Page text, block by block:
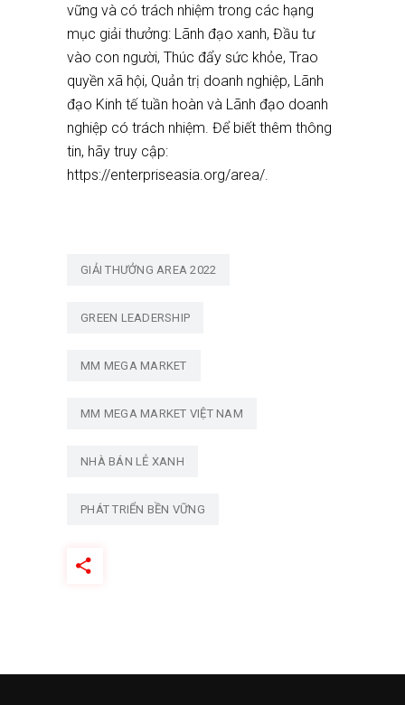
vững và có trách nhiệm trong các hạng
mục giải thưởng: Lãnh đạo xanh, Đầu tư
vào con người, Thúc đẩy sức khỏe, Trao
quyền xã hội, Quản trị doanh nghiệp, Lãnh
đạo Kinh tế tuần hoàn và Lãnh đạo doanh
nghiệp có trách nhiệm. Để biết thêm thông
tin, hãy truy cập:
https://enterpriseasia.org/area/
GIẢI THƯỞNG AREA 2022
GREEN LEADERSHIP
MM MEGA MARKET
MM MEGA MARKET VIỆT NAM
NHÀ BÁN LẺ XANH
PHÁT TRIỂN BỀN VỮNG